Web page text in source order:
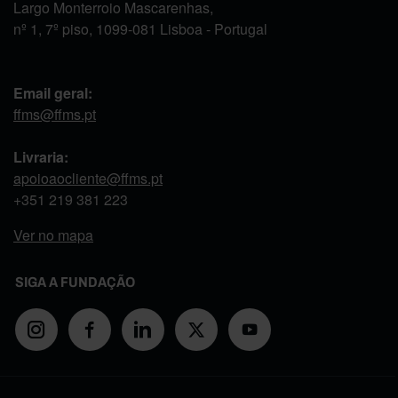
Largo Monterroio Mascarenhas,
nº 1, 7º piso, 1099-081 Lisboa - Portugal
Email geral:
ffms@ffms.pt
Livraria:
apoioaocliente@ffms.pt
+351 219 381 223
Ver no mapa
SIGA A FUNDAÇÃO